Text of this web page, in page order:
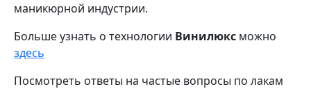
маникюрной индустрии.
Больше узнать о технологии Винилюкс можно
здесь
Посмотреть ответы на частые вопросы по лакам